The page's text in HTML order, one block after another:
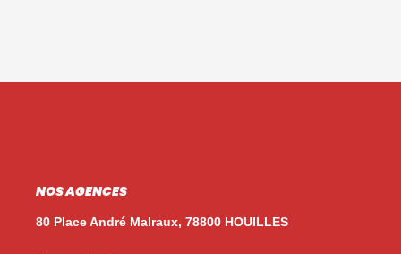
NOS AGENCES
80 Place André Malraux, 78800 HOUILLES